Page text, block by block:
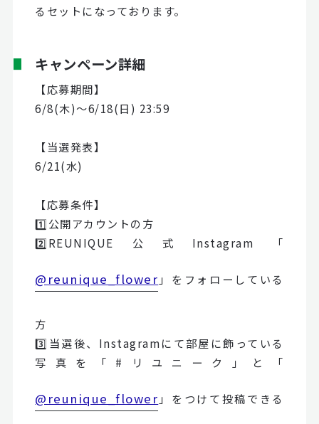
るセットになっております。
キャンペーン詳細
【応募期間】
6/8(木)～6/18(日) 23:59
【当選発表】
6/21(水)
【応募条件】
1️⃣公開アカウントの方
2️⃣REUNIQUE公式Instagram「
@reunique_flower 」をフォローしている
方
3️⃣当選後、Instagramにて部屋に飾っている
写真を「#リユニーク」と「
@reunique_flower 」をつけて投稿できる